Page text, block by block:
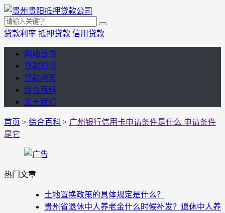
贷款利率 抵押贷款 信用贷款
网站首页
贷款知识
贷款问答
综合百科
关于我们
首页 > 综合百科 > 广州银行信用卡申请条件是什么 申请条件
是它
热门文章
土地置换政策的具体规定是什么？
贵州省退休中人养老金什么时候补发？退休中人养